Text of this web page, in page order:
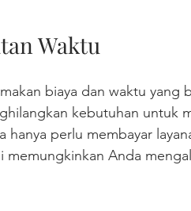
Waktu
biaya dan waktu yang
kebutuhan untuk
perlu membayar
Anda